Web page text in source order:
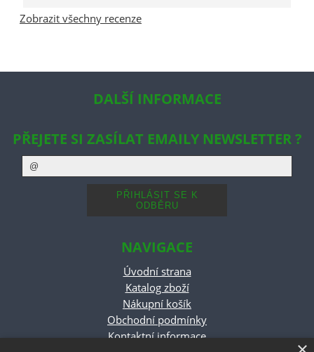
Zobrazit všechny recenze
DALŠÍ INFORMACE
PŘEJETE SI ZASÍLAT EMAILY NEWSLETTER ?
NAVIGACE
Úvodní strana
Katalog zboží
Nákupní košík
Obchodní podmínky
Kontaktní informace